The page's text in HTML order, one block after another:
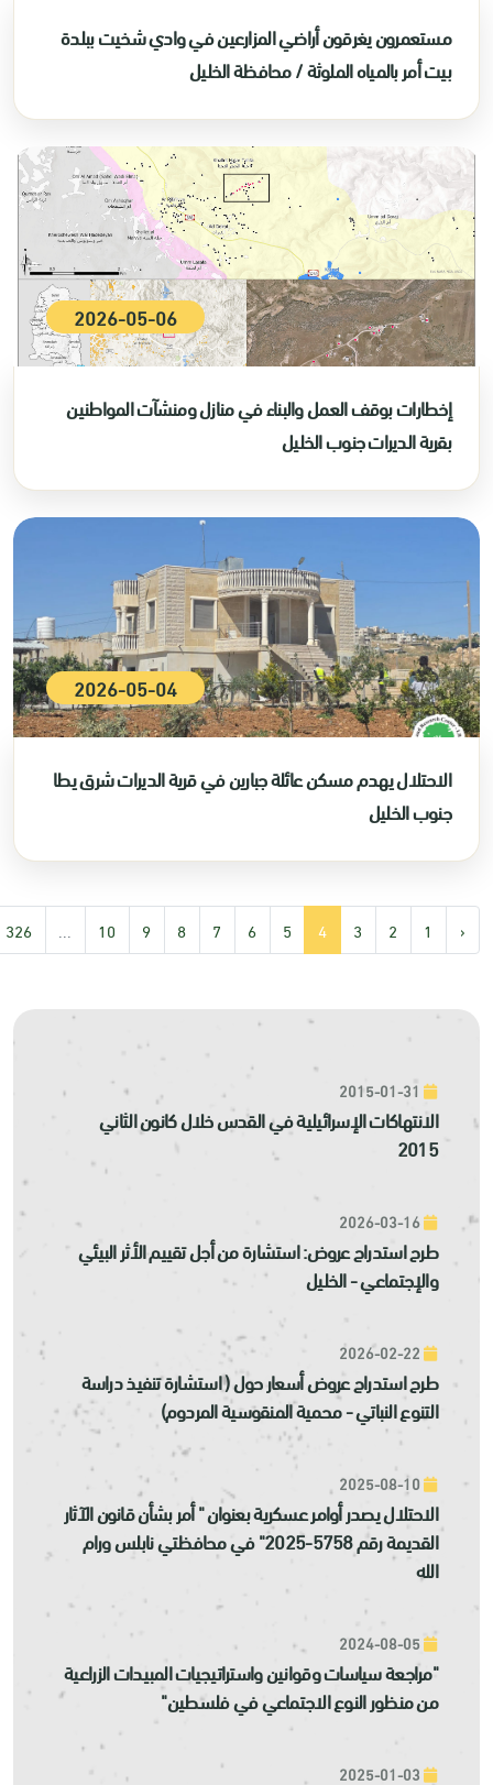
مستعمرون يغرقون أراضي المزارعين في وادي شخيت ببلدة
بيت أمر بالمياه الملوثة / محافظة الخليل
2026-05-06
إخطارات بوقف العمل والبناء في منازل ومنشآت المواطنين
بقرية الديرات جنوب الخليل
2026-05-04
الاحتلال يهدم مسكن عائلة جبارين في قرية الديرات شرق يطا
جنوب الخليل
‹
1
2
3
4
5
6
7
8
9
10
...
326
الانتهاكات الإسرائيلية في القدس خلال كانون الثاني
2015
طرح استدراج عروض: استشارة من أجل تقييم الأثر البيئي
والإجتماعي - الخليل
طرح استدراج عروض أسعار حول ( استشارة تنفيذ دراسة
التنوع النباتي - محمية المنقوسية المردوم)
الاحتلال يصدر أوامر عسكرية بعنوان " أمر بشأن قانون الآثار
القديمة رقم 5758-2025" في محافظتي نابلس ورام
الله
"مراجعة سياسات وقوانين واستراتيجيات المبيدات الزراعية
من منظور النوع الاجتماعي في فلسطين"